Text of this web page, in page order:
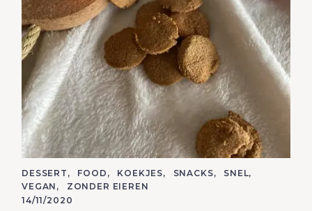
C
A
T
E
DESSERT FOOD KOEKJES SNACKS
SNEL
VEGAN
ZONDER EIEREN
14/11/2020